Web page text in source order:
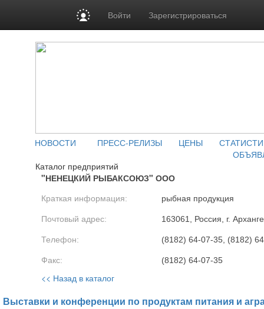
Войти Зарегистрироваться
НОВОСТИ ПРЕСС-РЕЛИЗЫ ЦЕНЫ
Каталог предприятий
"НЕНЕЦКИЙ РЫБАКСОЮЗ" ООО
Краткая информация: рыбная продукция
Почтовый адрес: 163061, Россия, г.
Телефон: (8182) 64-07-35, (8182)
Факс: (8182) 64-07-35
<< Назад в каталог
Выставки и конференции по продуктам питания и